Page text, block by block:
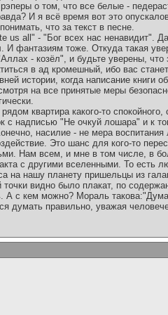
о том, что все белые -
И я всё время вот это
что за текст в песне.
us all" - "Бог всех нас ненавидит".
фантазиям тоже. Откуда такая
- козёл", и будьте уверены, что
в ад кромешный, ибо вас
истории, когда написание книги
на все принятые меры
квартира какого-то спокойного,
с надписью "Не очкуй лошара" и к
насилие - не мера
Это шанс для кого-то
Нам всем, и мне в том числе, в
с другими вселенными. То есть
на нашу планету пришельцы из
видно было плакат, по
А с кем можно? Мораль
думать правильно, уважая